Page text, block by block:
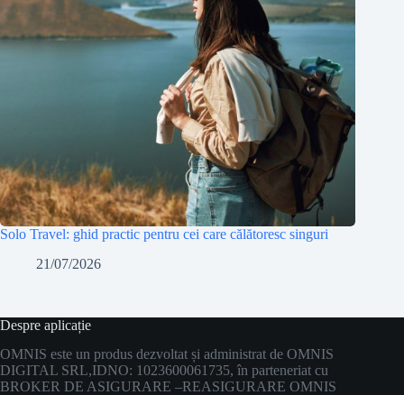
Solo Travel: ghid practic pentru cei care călătoresc singuri
21/07/2026
Despre aplicație
OMNIS este un produs dezvoltat și administrat de OMNIS
DIGITAL SRL,IDNO: 1023600061735, în parteneriat cu
BROKER DE ASIGURARE –REASIGURARE OMNIS